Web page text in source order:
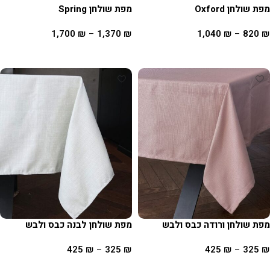
מפת שולחן Oxford
820 ₪
–
1,040 ₪
מפת שולחן Spring
1,370 ₪
–
1,700 ₪
מפת שולחן ורודה כבס ולבש
325 ₪
–
425 ₪
מפת שולחן לבנה כבס ולבש
325 ₪
–
425 ₪